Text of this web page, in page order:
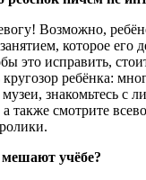
Возможно,
которое его
это исправить,
ребёнка:
знакомьтесь с
также смотрите
учёбе?